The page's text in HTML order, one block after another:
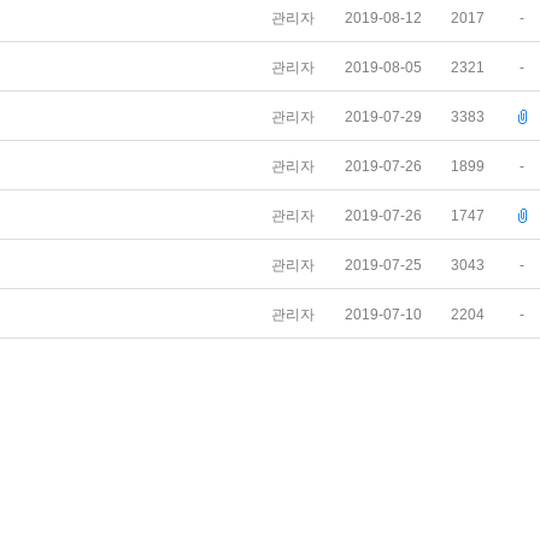
관리자 2019-08-12 2017 -
관리자 2019-08-05 2321 -
관리자 2019-07-29 3383
관리자 2019-07-26 1899 -
관리자 2019-07-26 1747
관리자 2019-07-25 3043 -
관리자 2019-07-10 2204 -